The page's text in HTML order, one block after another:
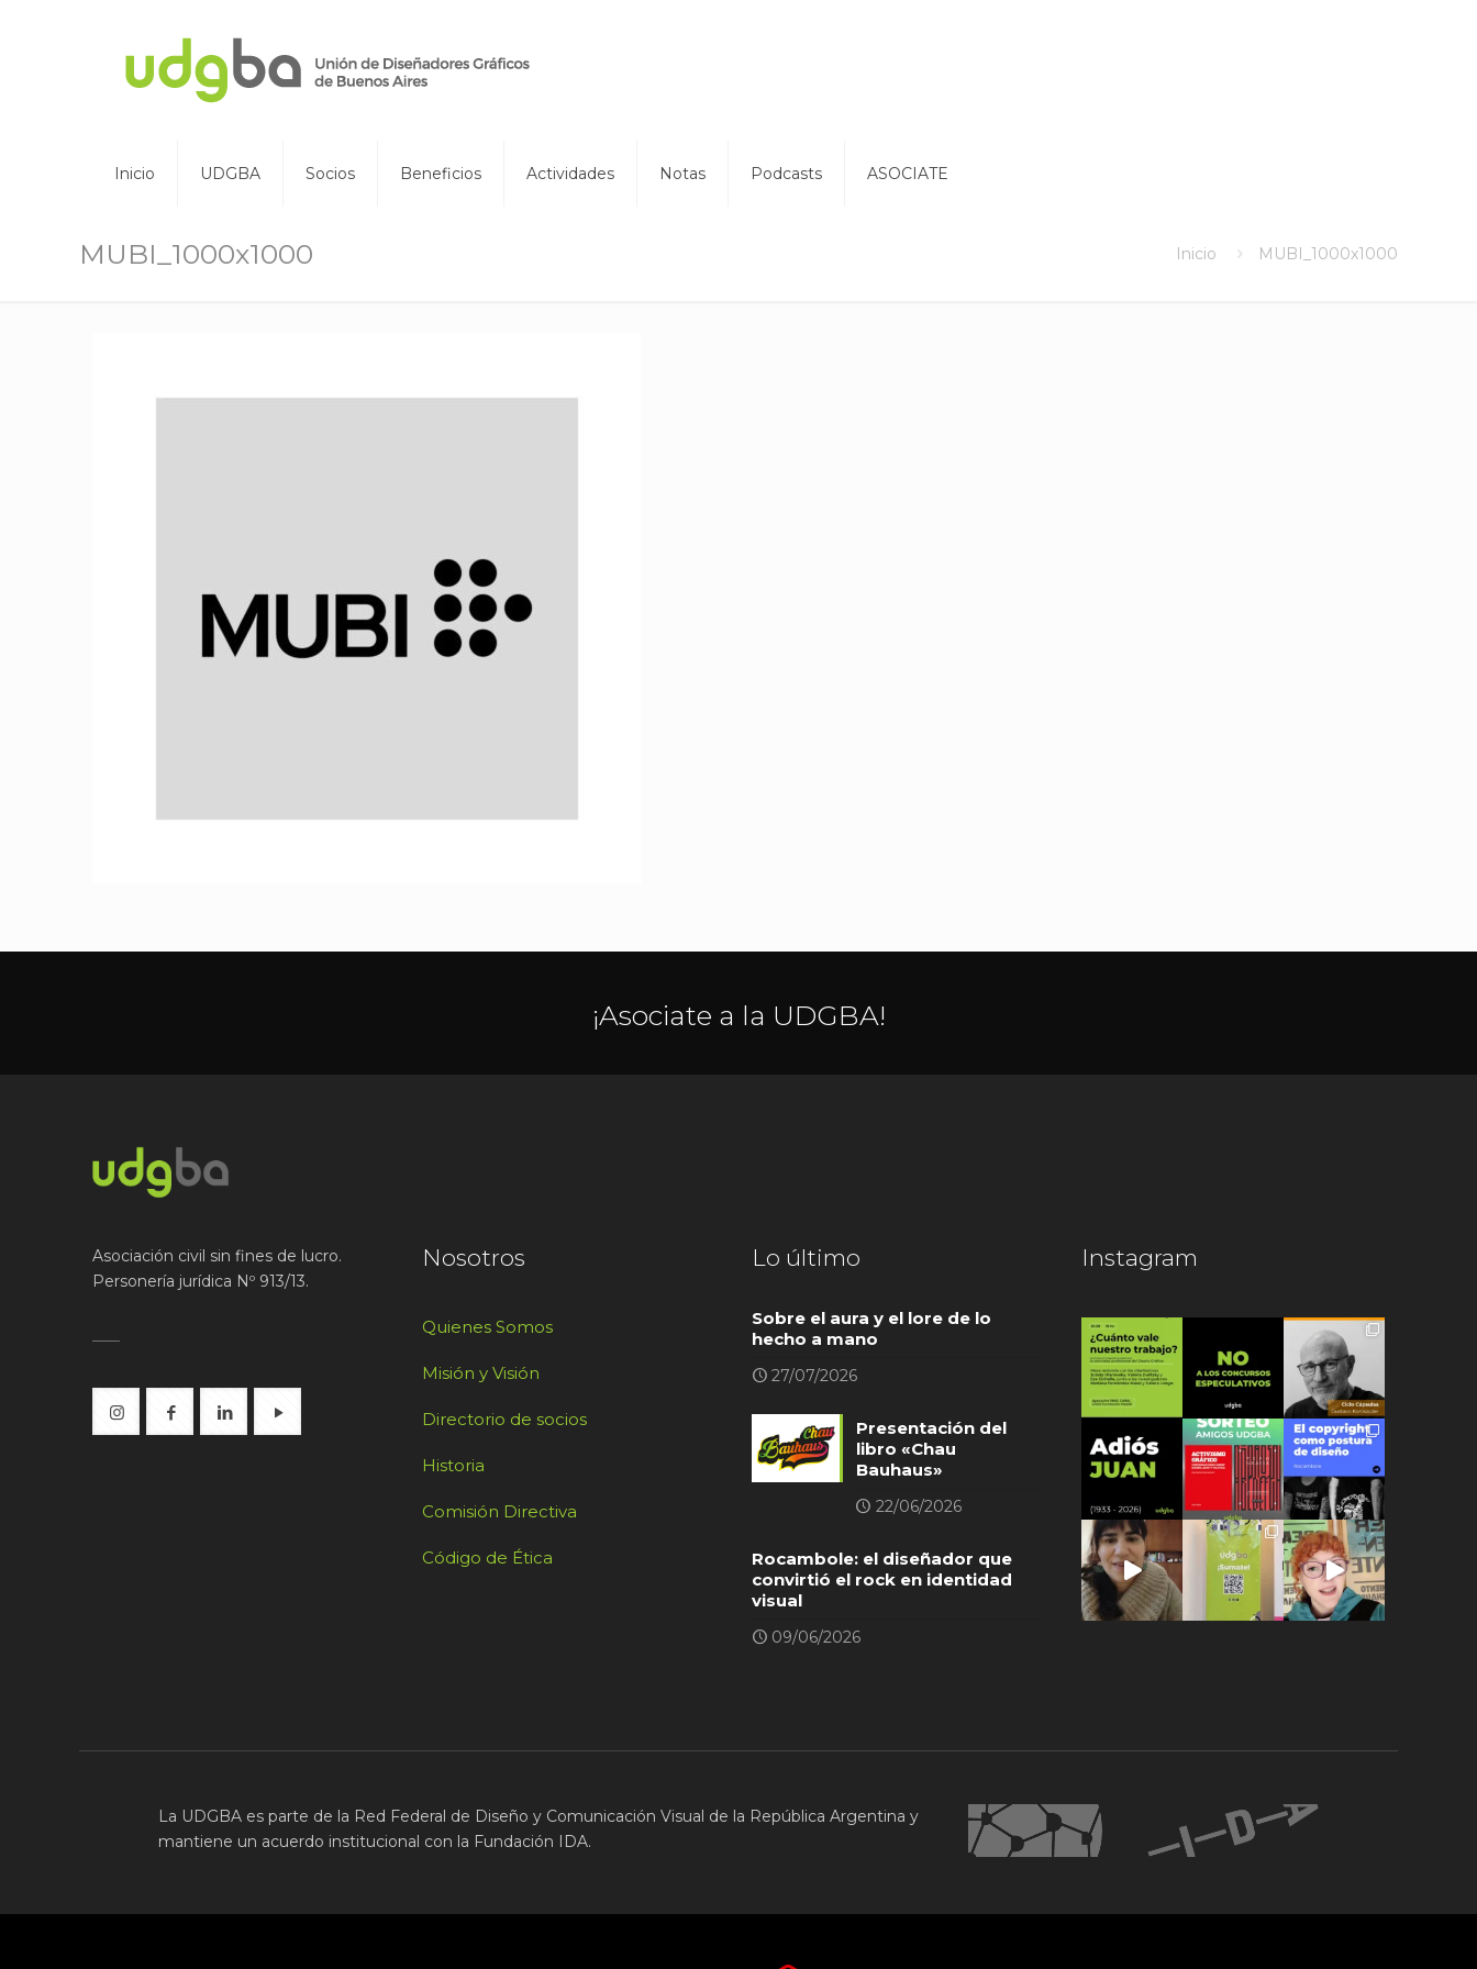
Inicio UDGBA Socios Beneficios Actividades Notas Podcasts ASOCIATE
MUBI_1000x1000 Inicio MUBI_1000x1000
¡Asociate a la UDGBA!
Asociación civil sin fines de lucro.
Personería jurídica Nº 913/13.
Nosotros
Quienes Somos
Misión y Visión
Directorio de socios
Historia
Comisión Directiva
Código de Ética
Lo último
Sobre el aura y el lore de lo
hecho a mano
27/07/2026
Presentación del
libro «Chau
Bauhaus»
22/06/2026
Rocambole: el diseñador que
convirtió el rock en identidad
visual
09/06/2026
Instagram
La UDGBA es parte de la Red Federal de Diseño y Comunicación Visual de la República Argentina y
mantiene un acuerdo institucional con la Fundación IDA.